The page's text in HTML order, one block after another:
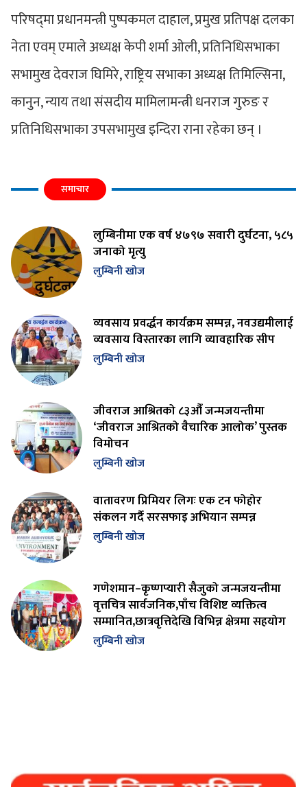
परिषद्‍मा प्रधानमन्त्री पुष्पकमल दाहाल, प्रमुख प्रतिपक्ष दलका
नेता एवम् एमाले अध्यक्ष केपी शर्मा ओली, प्रतिनिधिसभाका
सभामुख देवराज घिमिरे, राष्ट्रिय सभाका अध्यक्ष तिमिल्सिना,
कानुन, न्याय तथा संसदीय मामिलामन्त्री धनराज गुरुङ र
प्रतिनिधिसभाका उपसभामुख इन्दिरा राना रहेका छन् ।
समाचार
लुम्बिनीमा एक वर्ष ४७९७ सवारी दुर्घटना, ५८५
जनाको मृत्यु
लुम्बिनी खोज
व्यवसाय प्रवर्द्धन कार्यक्रम सम्पन्न, नवउद्यमीलाई
व्यवसाय विस्तारका लागि व्यावहारिक सीप
लुम्बिनी खोज
जीवराज आश्रितको ८३औँ जन्मजयन्तीमा
‘जीवराज आश्रितको वैचारिक आलोक’ पुस्तक
विमोचन
लुम्बिनी खोज
वातावरण प्रिमियर लिगः एक टन फोहोर
संकलन गर्दै सरसफाइ अभियान सम्पन्न
लुम्बिनी खोज
गणेशमान–कृष्णप्यारी सैजुको जन्मजयन्तीमा
वृत्तचित्र सार्वजनिक,पाँच विशिष्ट व्यक्तित्व
सम्मानित,छात्रवृत्तिदेखि विभिन्न क्षेत्रमा सहयोग
लुम्बिनी खोज